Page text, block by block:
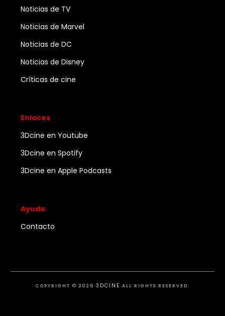
Noticias de TV
Noticias de Marvel
Noticias de DC
Noticias de Disney
Críticas de cine
Enlaces
3Dcine en Youtube
3Dcine en Spotify
3Dcine en Apple Podcasts
Ayuda
Contacto
COPYRIGHT © 2026 3DCINE ALL RIGHTS RESERVED.